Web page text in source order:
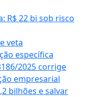
R$ 22 bi sob risco
veta
específica
2025 corrige
empresarial
bilhões e salvar